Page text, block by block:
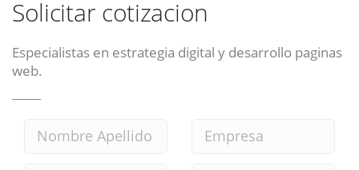
Solicitar cotizacion
Especialistas en estrategia digital y desarrollo paginas
web.